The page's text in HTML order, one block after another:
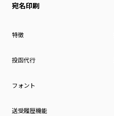
宛名印刷
特徴
投函代行
フォント
送受履歴機能